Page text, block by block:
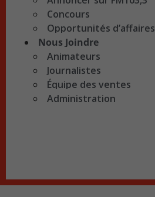
Concours
Opportunités d’affaires
Nous Joindre
Animateurs
Journalistes
Équipe des ventes
Administration